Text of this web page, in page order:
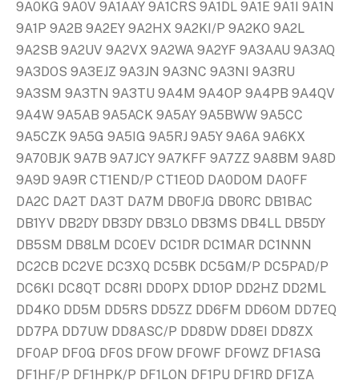
9A0KG 9A0V 9A1AAY 9A1CRS 9A1DL 9A1E 9A1I 9A1N
9A1P 9A2B 9A2EY 9A2HX 9A2KI/P 9A2KO 9A2L
9A2SB 9A2UV 9A2VX 9A2WA 9A2YF 9A3AAU 9A3AQ
9A3DOS 9A3EJZ 9A3JN 9A3NC 9A3NI 9A3RU
9A3SM 9A3TN 9A3TU 9A4M 9A4OP 9A4PB 9A4QV
9A4W 9A5AB 9A5ACK 9A5AY 9A5BWW 9A5CC
9A5CZK 9A5G 9A5IG 9A5RJ 9A5Y 9A6A 9A6KX
9A70BJK 9A7B 9A7JCY 9A7KFF 9A7ZZ 9A8BM 9A8D
9A9D 9A9R CT1END/P CT1EOD DA0DOM DA0FF
DA2C DA2T DA3T DA7M DB0FJG DB0RC DB1BAC
DB1YV DB2DY DB3DY DB3LO DB3MS DB4LL DB5DY
DB5SM DB8LM DC0EV DC1DR DC1MAR DC1NNN
DC2CB DC2VE DC3XQ DC5BK DC5GM/P DC5PAD/P
DC6KI DC8QT DC8RI DD0PX DD1OP DD2HZ DD2ML
DD4KO DD5M DD5RS DD5ZZ DD6FM DD6OM DD7EQ
DD7PA DD7UW DD8ASC/P DD8DW DD8EI DD8ZX
DF0AP DF0G DF0S DF0W DF0WF DF0WZ DF1ASG
DF1HF/P DF1HPK/P DF1LON DF1PU DF1RD DF1ZA